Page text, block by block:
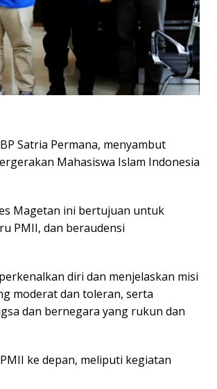
Satria Permana, menyambut
Mahasiswa Islam Indonesia
Magetan ini bertujuan untuk
PMII, dan beraudensi
diri dan menjelaskan misi
moderat dan toleran, serta
dan bernegara yang rukun dan
ke depan, meliputi kegiatan